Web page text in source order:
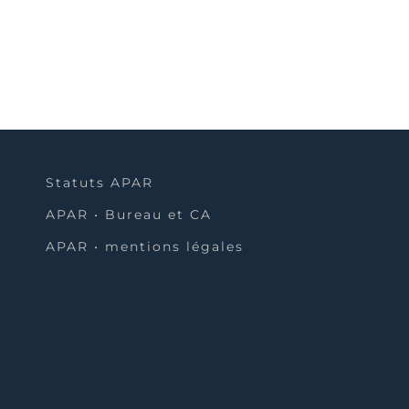
Statuts APAR
APAR • Bureau et CA
APAR • mentions légales